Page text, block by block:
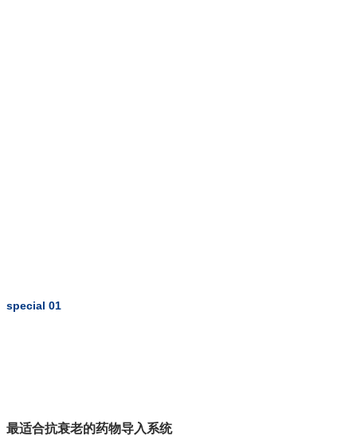
special 01
最适合抗衰老的药物导入系统